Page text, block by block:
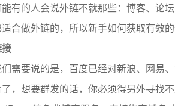
有的人会说外链不就那些：博客、论
合做外链的，所以新手如何获取有效
需要说的是，百度已经对新浪、网易
，想要群发的话，你必须得另外寻找